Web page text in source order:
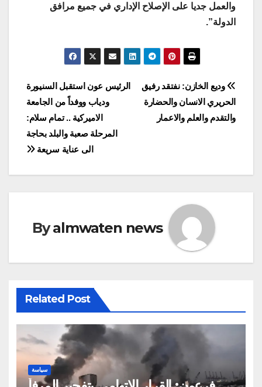
والعمل جديا على الإصلاح الإداري في جميع مرافق
الدولة”.
Post
navigation
الرئيس عون استقبل السنيورة
ودياب ووفداً من الجامعة
الاميركية .. تمام سلام:
المرحلة صعبة والبلد بحاجة
الى عناية سريعة
وديع الخازن: نفتقد رفيق
الحريري الانسان والحضارة
والتقدم والعلم والاعمار
Byalmwaten news
Related Post
سياسة